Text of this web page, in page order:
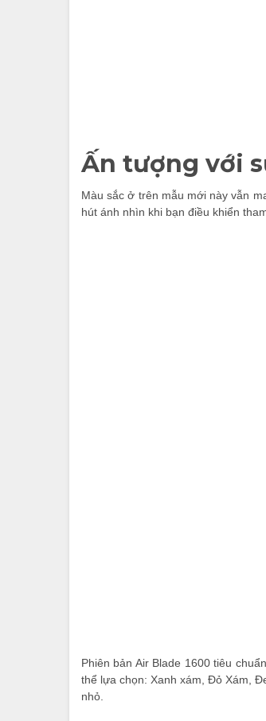
Ấn tượng với
Màu sắc ở trên mẫu mới này vẫn
hút ánh nhìn khi bạn điều khiển
Phiên bản Air Blade 1600 tiêu
thể lựa chọn: Xanh xám, Đỏ Xám,
nhỏ.